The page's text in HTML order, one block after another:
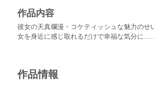
作品内容
彼女の天真爛漫・コケティッシュな魅力のせ
女を身近に感じ取れるだけで幸福な気分に
作品情報